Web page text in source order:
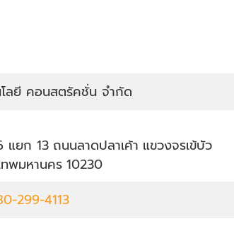
ลยี คอนสตรัคชั่น จำกัด
แยก 13 ถนนลาดปลาเค้า แขวงจรเข้บัว
ทพมหานคร 10230
299-4113